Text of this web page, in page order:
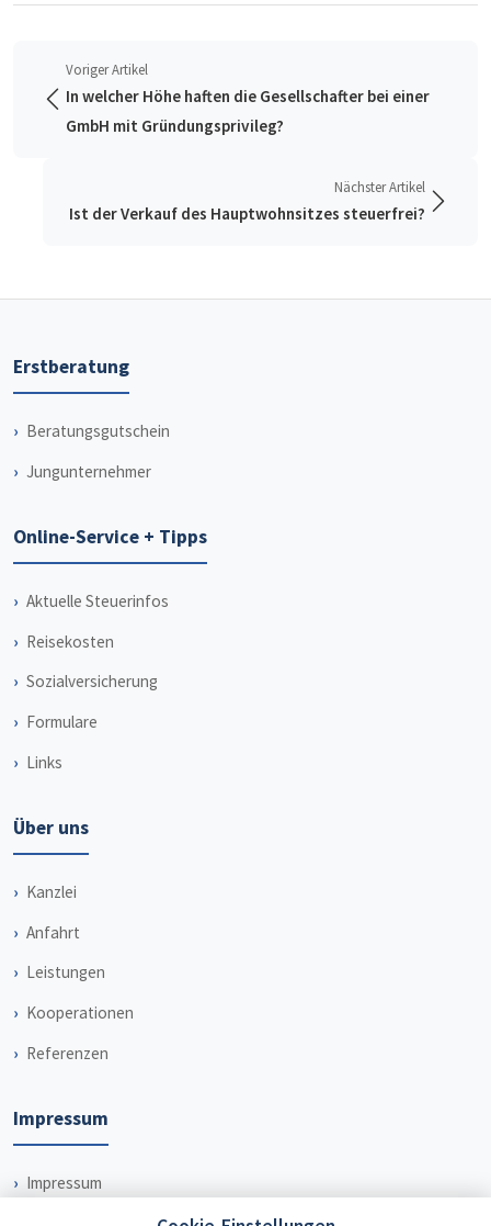
Voriger Artikel
In welcher Höhe haften die Gesellschafter bei einer
GmbH mit Gründungsprivileg?
Nächster Artikel
Ist der Verkauf des Hauptwohnsitzes steuerfrei?
Erstberatung
Beratungsgutschein
Jungunternehmer
Online-Service + Tipps
Aktuelle Steuerinfos
Reisekosten
Sozialversicherung
Formulare
Links
Über uns
Kanzlei
Anfahrt
Leistungen
Kooperationen
Referenzen
Impressum
Impressum